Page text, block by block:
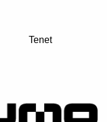
Tenet